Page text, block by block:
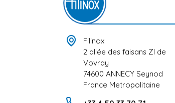
Filinox
2 allée des faisans ZI de
Vovray
74600 ANNECY Seynod
France Metropolitaine